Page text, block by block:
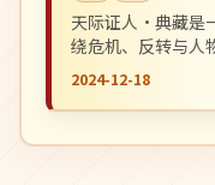
天际证人·典藏是
绕危机、反转与人
推荐观看。
2024-12-18